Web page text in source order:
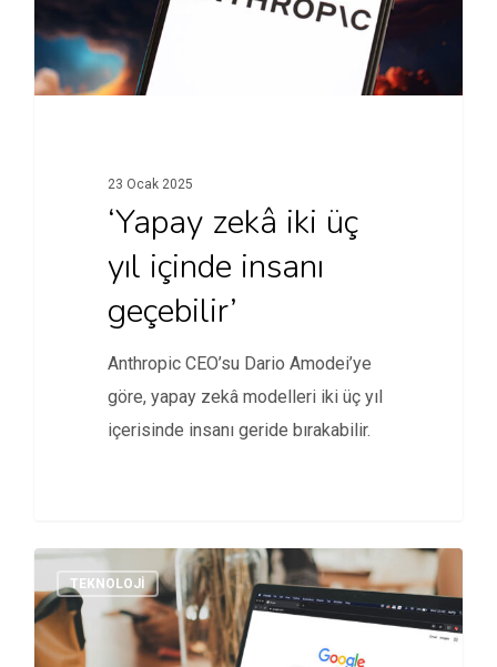
23 Ocak 2025
‘Yapay zekâ iki üç
yıl içinde insanı
geçebilir’
Anthropic CEO’su Dario Amodei’ye
göre, yapay zekâ modelleri iki üç yıl
içerisinde insanı geride bırakabilir.
TEKNOLOJI